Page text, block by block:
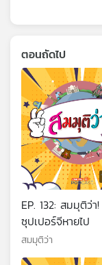
ตอนถัดไป
EP. 132: สมมุติว่า
ซุปเปอร์จีหายไป
สมมุติว่า